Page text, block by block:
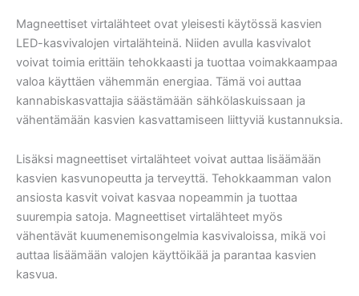
Magneettiset virtalähteet ovat yleisesti käytössä kasvien
LED-kasvivalojen virtalähteinä. Niiden avulla kasvivalot
voivat toimia erittäin tehokkaasti ja tuottaa voimakkaampaa
valoa käyttäen vähemmän energiaa. Tämä voi auttaa
kannabiskasvattajia säästämään sähkölaskuissaan ja
vähentämään kasvien kasvattamiseen liittyviä kustannuksia.
Lisäksi magneettiset virtalähteet voivat auttaa lisäämään
kasvien kasvunopeutta ja terveyttä. Tehokkaamman valon
ansiosta kasvit voivat kasvaa nopeammin ja tuottaa
suurempia satoja. Magneettiset virtalähteet myös
vähentävät kuumenemisongelmia kasvivaloissa, mikä voi
auttaa lisäämään valojen käyttöikää ja parantaa kasvien
kasvua.